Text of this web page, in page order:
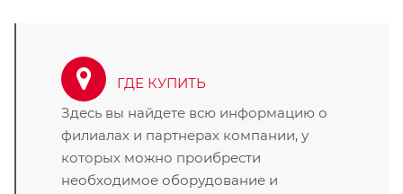
ГДЕ КУПИТЬ
Здесь вы найдете всю информацию о
филиалах и партнерах компании, у
которых можно проибрести
необходимое оборудование и